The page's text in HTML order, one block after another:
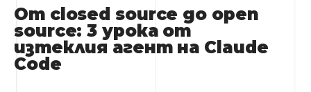
От closed source до open
source: 3 урока от
изтеклия агент на Claude
Code